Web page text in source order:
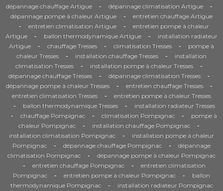
dépannage chauffage Artigue - dépannage climatisation Artigue -
dépannage pompe à chaleur Artigue - entretien chauffage Artigue
- entretien climatisation Artigue -
entretien pompe à chaleur
Artigue
- ballon thermodynamique Artigue -
installation radiateur
Artigue
- chauffage Tresses - climatisation Tresses -
pompe à
chaleur Tresses
- installation chauffage Tresses -
installation
climatisation Tresses
- installation pompe à chaleur Tresses -
dépannage chauffage Tresses - dépannage climatisation Tresses -
dépannage pompe à chaleur Tresses - entretien chauffage Tresses -
entretien climatisation Tresses - entretien pompe à chaleur Tresses
- ballon thermodynamique Tresses - installation radiateur Tresses
- chauffage Pompignac - climatisation Pompignac -
pompe à
chaleur Pompignac
- installation chauffage Pompignac -
installation climatisation Pompignac -
installation pompe à chaleur
Pompignac
- dépannage chauffage Pompignac -
dépannage
climatisation Pompignac
- dépannage pompe à chaleur Pompignac
- entretien chauffage Pompignac -
entretien climatisation
Pompignac
- entretien pompe à chaleur Pompignac -
ballon
thermodynamique Pompignac
- installation radiateur Pompignac